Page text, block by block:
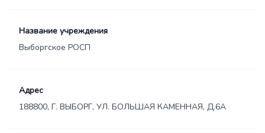
Название учреждения
Выборгское РОСП
Адрес
188800, Г. ВЫБОРГ, УЛ. БОЛЬШАЯ КАМЕННАЯ, Д.6А